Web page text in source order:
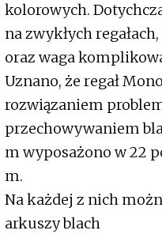
kolorowych.
na zwykłych
oraz waga
Uznano, że regał
rozwiązaniem
przechowywaniem
m wyposażono w 22
m.
Na każdej z nich
arkuszy blach